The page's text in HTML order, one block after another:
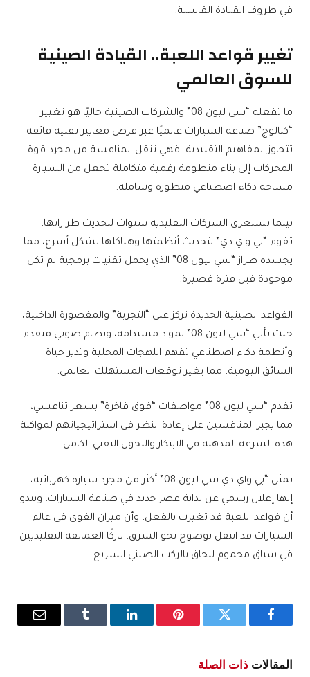
في ظروف القيادة القاسية.
تغيير قواعد اللعبة.. القيادة الصينية
للسوق العالمي
ما تفعله “سي ليون 08” والشركات الصينية حاليًا هو تغيير
“كتالوج” صناعة السيارات عالميًا عبر فرض معايير تقنية فائقة
تتجاوز المفاهيم التقليدية. فهي تنقل المنافسة من مجرد قوة
المحركات إلى بناء منظومة رقمية متكاملة تجعل من السيارة
مساحة ذكاء اصطناعي متطورة وشاملة.
بينما تستغرق الشركات التقليدية سنوات لتحديث طرازاتها،
تقوم “بي واي دي” بتحديث أنظمتها وهياكلها بشكل أسرع، مما
يجسده طراز “سي ليون 08” الذي يحمل تقنيات برمجية لم تكن
موجودة قبل فترة قصيرة.
القواعد الصينية الجديدة تركز على “التجربة” والمقصورة الداخلية،
حيث تأتي “سي ليون 08” بمواد مستدامة، ونظام صوتي متقدم،
وأنظمة ذكاء اصطناعي تفهم اللهجات المحلية وتدير حياة
السائق اليومية، مما يغير توقعات المستهلك العالمي.
تقدم “سي ليون 08” مواصفات “فوق فاخرة” بسعر تنافسي،
مما يجبر المنافسين على إعادة النظر في استراتيجياتهم لمواكبة
هذه السرعة المذهلة في الابتكار والتحول التقني الكامل.
تمثل “بي واي دي سي ليون 08” أكثر من مجرد سيارة كهربائية،
إنها إعلان رسمي عن بداية عصر جديد في صناعة السيارات. ويبدو
أن قواعد اللعبة قد تغيرت بالفعل، وأن ميزان القوى في عالم
السيارات قد انتقل بوضوح نحو الشرق، تاركًا العمالقة التقليديين
في سباق محموم للحاق بالركب الصيني السريع.
فيسبوك تويتر بينتيريستلينكدإن Tumblr
البريد
المقالات ذات الصلة